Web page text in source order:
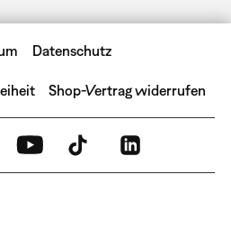
Datenschutz
Shop-Vertrag widerrufen